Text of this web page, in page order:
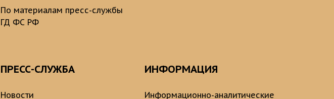
По материалам пресс-службы
ГД ФС РФ
ПРЕСС-СЛУЖБА
Новости
ИНФОРМАЦИЯ
Информационно-аналитические